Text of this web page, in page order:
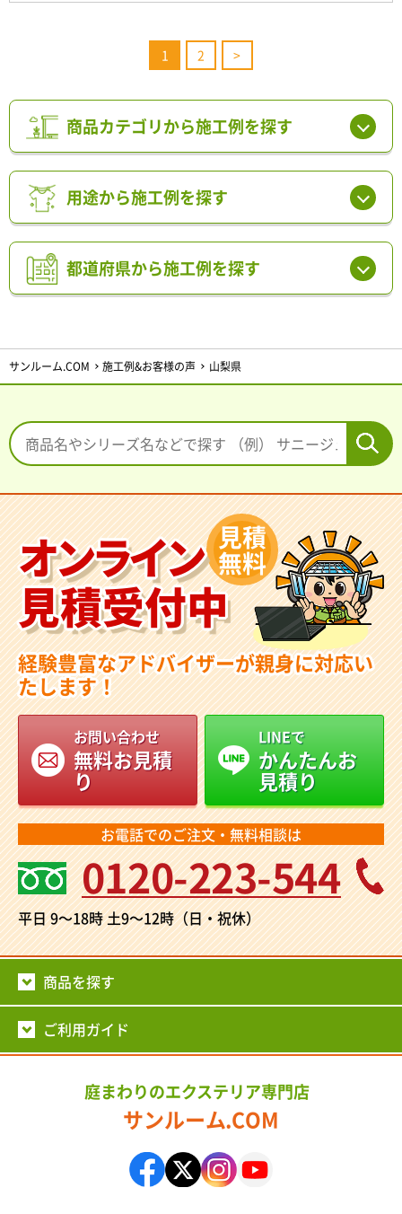
1 2 >
商品カテゴリから施工例を探す
用途から施工例を探す
都道府県から施工例を探す
サンルーム.COM 施工例&お客様の声 山梨県
オンライン
見積受付中
見積
無料
経験豊富なアドバイザーが親身に対応い
たします！
お問い合わせ
無料お見積
り
LINEで
かんたんお
見積り
お電話でのご注文・無料相談は
0120-223-544
平日 9～18時土9～12時（日・祝休）
商品を探す
ご利用ガイド
庭まわりのエクステリア専門店
サンルーム.COM